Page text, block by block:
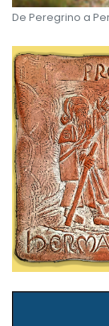
De Peregrino a